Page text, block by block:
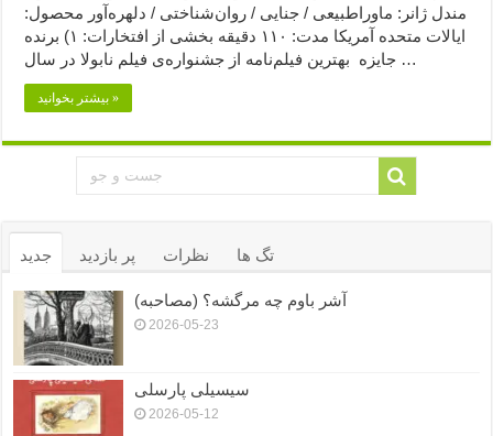
مندل ژانر: ماوراطبیعی / جنایی / روان‌شناختی / دلهره‌آور محصول:
ایالات متحده آمریکا مدت: ۱۱۰ دقیقه بخشی از افتخارات: ۱) برنده
جایزه بهترین فیلم‌نامه از جشنواره‌ی فیلم نابولا در سال …
بیشتر بخوانید »
جدید پر بازدید نظرات تگ ها
آشر باوم چه مرگشه؟ (مصاحبه)
2026-05-23
سیسیلی پارسلی
2026-05-12